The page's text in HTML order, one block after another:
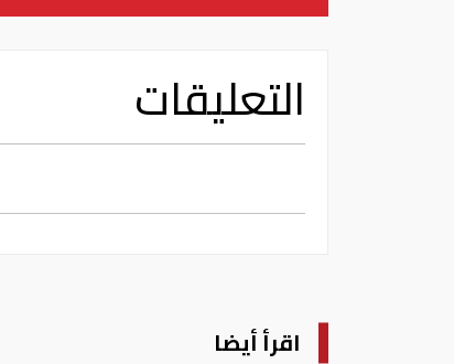
التعليقات
اقرأ أيضا